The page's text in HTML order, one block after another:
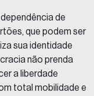
de
que podem ser
sua identidade
não prenda
a liberdade
total mobilidade e